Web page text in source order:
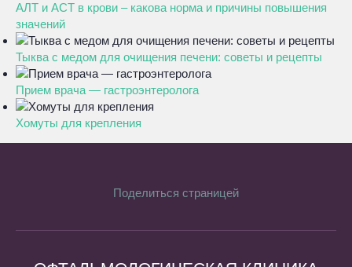
АЛТ и АСТ в крови – какова норма и причины повышения
значений
Тыква с медом для очищения печени: советы и рецепты
Прием врача — гастроэнтеролога
Хомуты для крепления
Поделиться страницей